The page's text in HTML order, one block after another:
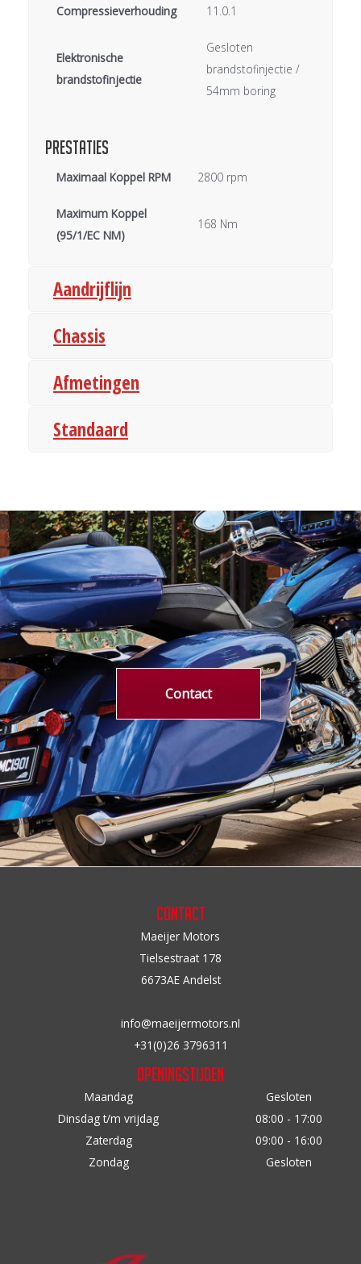
Compressieverhouding 11.0.1
Elektronische
brandstofinjectie
Gesloten
brandstofinjectie /
54mm boring
Prestaties
Maximaal Koppel RPM 2800 rpm
Maximum Koppel
(95/1/EC NM)
168 Nm
Aandrijflijn
Chassis
Afmetingen
Standaard
Contact
Contact
Maeijer Motors
Tielsestraat 178
6673AE Andelst
info@maeijermotors.nl
+31(0)26 3796311
Openingstijden
Maandag
Gesloten
Dinsdag t/m vrijdag
08:00 - 17:00
Zaterdag
09:00 - 16:00
Zondag
Gesloten